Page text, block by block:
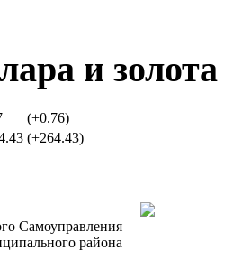
и золота
(+0.76)
(+264.43)
Самоуправления
района